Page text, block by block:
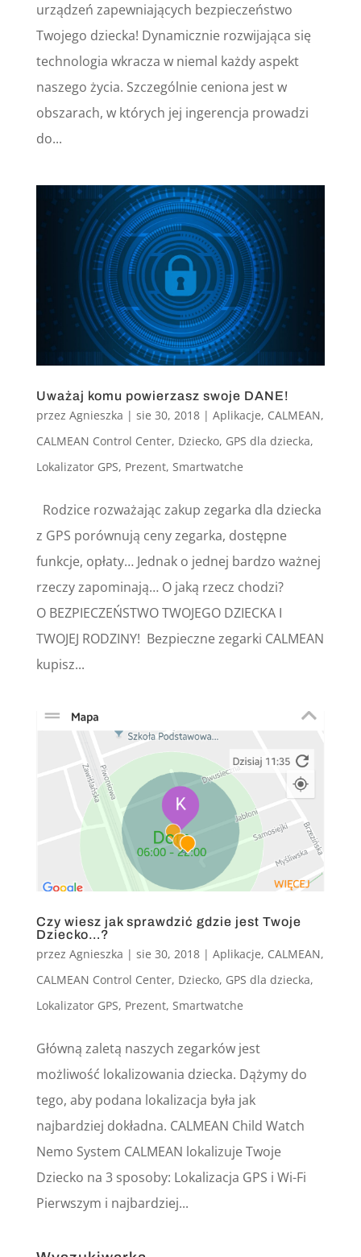
urządzeń zapewniających bezpieczeństwo
Twojego dziecka! Dynamicznie rozwijająca się
technologia wkracza w niemal każdy aspekt
naszego życia. Szczególnie ceniona jest w
obszarach, w których jej ingerencja prowadzi
do...
Uważaj komu powierzasz swoje DANE!
przez Agnieszka | sie 30, 2018| Aplikacje, CALMEAN,
CALMEAN Control Center, Dziecko, GPS dla dziecka,
Lokalizator GPS, Prezent, Smartwatche
Rodzice rozważając zakup zegarka dla dziecka
z GPS porównują ceny zegarka, dostępne
funkcje, opłaty… Jednak o jednej bardzo ważnej
rzeczy zapominają… O jaką rzecz chodzi?
O BEZPIECZEŃSTWO TWOJEGO DZIECKA I
TWOJEJ RODZINY! Bezpieczne zegarki CALMEAN
kupisz...
Czy wiesz jak sprawdzić gdzie jest Twoje
Dziecko…?
przez Agnieszka | sie 30, 2018| Aplikacje, CALMEAN,
CALMEAN Control Center, Dziecko, GPS dla dziecka,
Lokalizator GPS, Prezent, Smartwatche
Główną zaletą naszych zegarków jest
możliwość lokalizowania dziecka. Dążymy do
tego, aby podana lokalizacja była jak
najbardziej dokładna. CALMEAN Child Watch
Nemo System CALMEAN lokalizuje Twoje
Dziecko na 3 sposoby: Lokalizacja GPS i Wi-Fi
Pierwszym i najbardziej...